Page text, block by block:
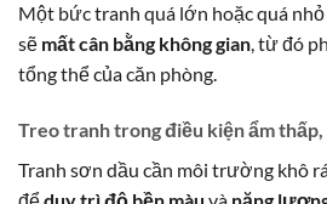
Một bức tranh quá lớn hoặc quá
sẽ mất cân bằng không gian, từ đó
tổng thể của căn phòng.
Treo tranh trong điều kiện ẩm thấp,
Tranh sơn dầu cần môi trường khô